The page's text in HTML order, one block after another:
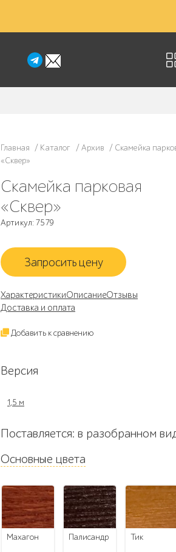
Главная / Каталог /Архив / Скамейка
«Сквер»
Скамейка парковая
«Сквер»
Артикул: 7579
Запросить цену
ХарактеристикиОписаниеОтзывы
Доставка и оплата
Добавить к сравнению
Версия
1,5 м
Поставляется: в разобранном
Основные цвета
махагон палисандр тик